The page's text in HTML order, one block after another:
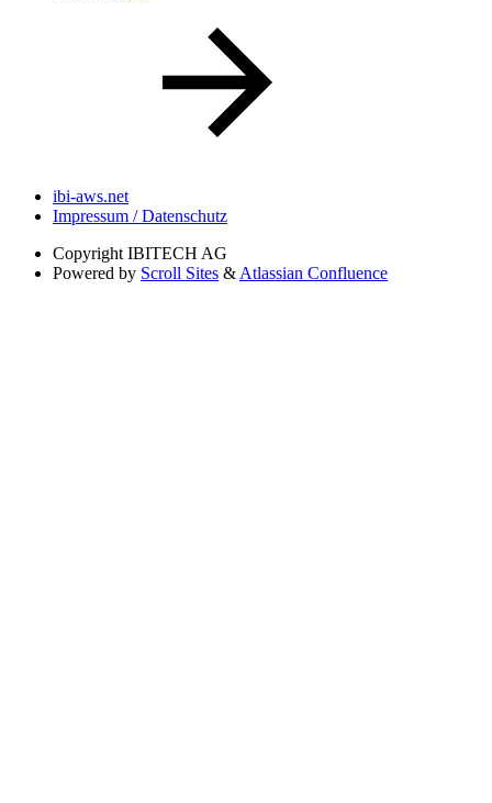
ibi-aws.net
Impressum / Datenschutz
Copyright IBITECH AG
Powered by Scroll Sites & Atlassian Confluence